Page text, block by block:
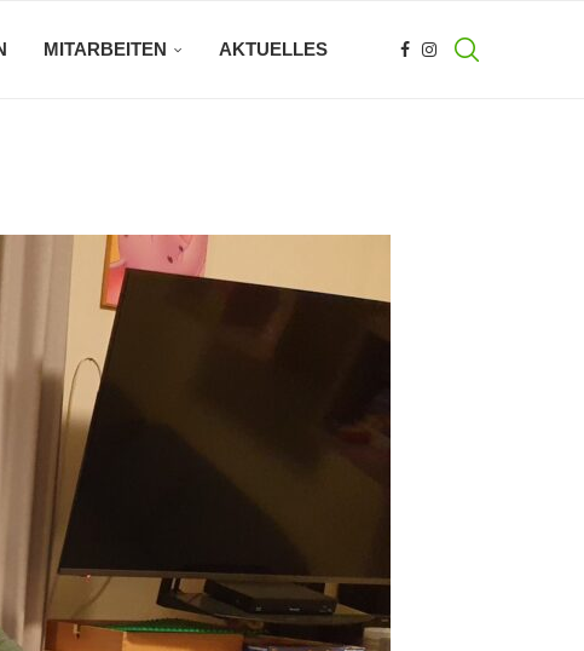
MITARBEITEN AKTUELLES